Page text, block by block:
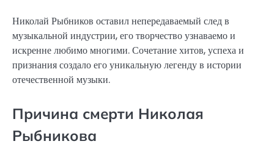
Николай Рыбников оставил непередаваемый след в
музыкальной индустрии, его творчество узнаваемо и
искренне любимо многими. Сочетание хитов, успеха и
признания создало его уникальную легенду в истории
отечественной музыки.
Причина смерти Николая
Рыбникова